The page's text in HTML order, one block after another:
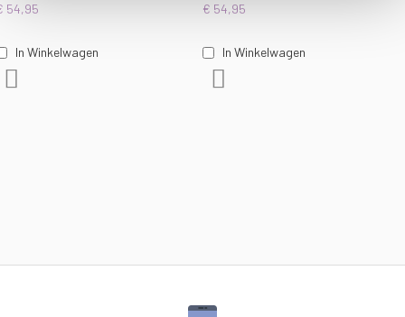
54,95
In Winkelwagen
€ 54,95
In Winkelwagen